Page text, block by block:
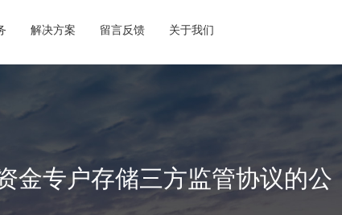
解决方案 留言反馈 关于我们
金专户存储三方监管协议的公